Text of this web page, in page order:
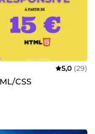
5,0 (29)
CSS